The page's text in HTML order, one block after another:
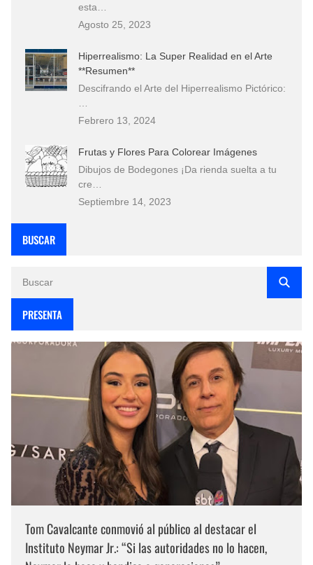
esta…
Agosto 25, 2023
Hiperrealismo: La Super Realidad en el Arte
**Resumen**
Descifrando el Arte del Hiperrealismo Pictórico:
Febrero 13, 2024
Frutas y Flores Para Colorear Imágenes
Dibujos de Bodegones ¡Da rienda suelta a tu
cre…
Septiembre 14, 2023
BUSCAR
PRESENTA
Tom Cavalcante conmovió al público al destacar el
Instituto Neymar Jr.: “Si las autoridades no lo hacen,